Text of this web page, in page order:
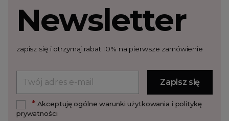
Newsletter
zapisz się i otrzymaj rabat 10% na pierwsze zamówienie
*Akceptuję ogólne warunki użytkowania i politykę
prywatności